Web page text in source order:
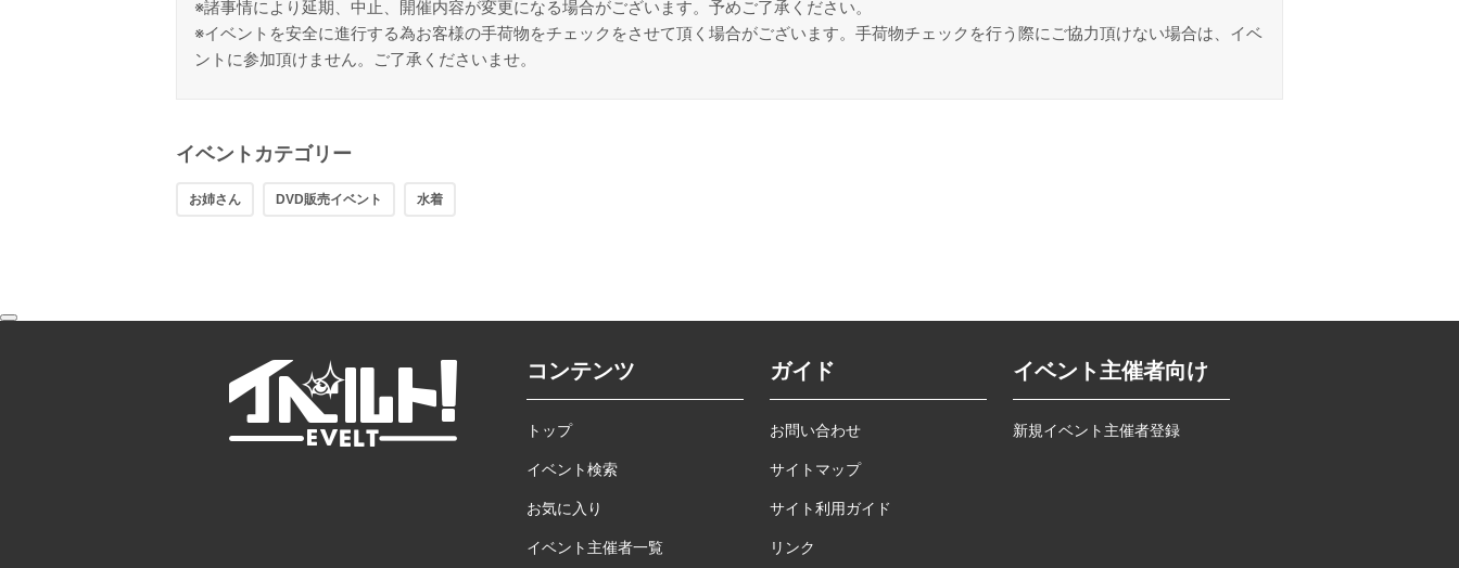
※諸事情により延期、中止、開催内容が変更になる場合がございます。予めご了承ください。
※イベントを安全に進行する為お客様の手荷物をチェックをさせて頂く場合がございます。手荷物チェックを行う際にご協力頂けない場合は、イベ
ントに参加頂けません。ご了承くださいませ。
イベントカテゴリー
お姉さん DVD販売イベント 水着
コンテンツ
トップ
イベント検索
お気に入り
イベント主催者一覧
ガイド
お問い合わせ
サイトマップ
サイト利用ガイド
リンク
イベント主催者向け
新規イベント主催者登録